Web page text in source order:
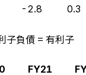
-2.8 0.3
子負債 = 有利子
FY21